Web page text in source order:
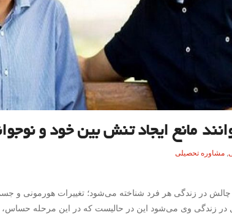
مانع ایجاد تنش‌ بین خود و
, مشاوره تحصیلی
چالش در زندگی هر فرد شناخته می‌شود؛ تغییرات هورمونی و
در زندگی وی می‌شود این در حالیست که در این مرحله حساس،